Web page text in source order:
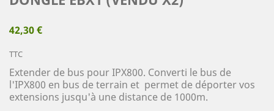
42,30 €
TTC
Extender de bus pour IPX800. Converti le bus de
l'IPX800 en bus de terrain et permet de déporter vos
extensions jusqu'à une distance de 1000m.